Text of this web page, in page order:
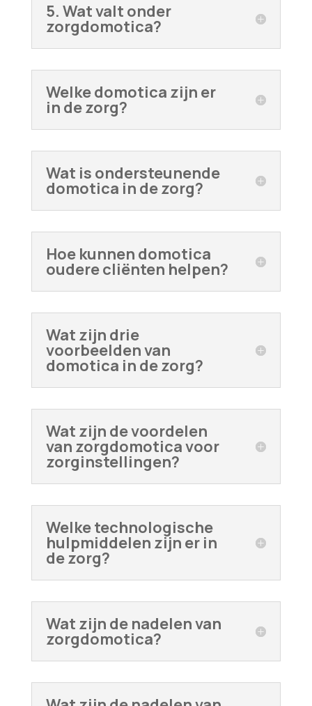
5. Wat valt onder
zorgdomotica?
Welke domotica zijn er
in de zorg?
Wat is ondersteunende
domotica in de zorg?
Hoe kunnen domotica
oudere cliënten helpen?
Wat zijn drie
voorbeelden van
domotica in de zorg?
Wat zijn de voordelen
van zorgdomotica voor
zorginstellingen?
Welke technologische
hulpmiddelen zijn er in
de zorg?
Wat zijn de nadelen van
zorgdomotica?